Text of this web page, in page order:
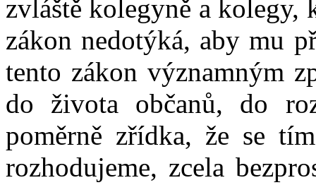
zvláště kolegyně a kolegy,
zákon nedotýká, aby mu
tento zákon významným
do života občanů, do
poměrně zřídka, že se
rozhodujeme, zcela